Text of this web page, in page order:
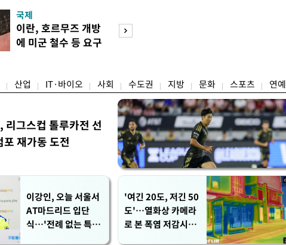
어 상대 경쟁주자인 정청래 후보
제치고 1위를 차지했다. 전날 제주
도 김 후보가 앞섰다. 이에 따라 누
서도 김 후보(46.01%)가
국제
이란, 호르무즈 개방
에 미군 철수 등 요구
산업 IT·바이오 사회 수도권 지방 문화 스포츠 연예
리그스컵 톨루카전 선
재가동 도전
이강인, 오늘 서울서
AT마드리드 입단
식…'전례 없는 특급
'여긴 20도, 저긴 50
도'…열화상 카메라
로 본 폭염 저감시설